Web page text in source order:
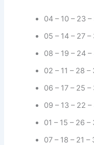
04 – 10 – 23
05 – 14 – 27
08 – 19 – 24
02 – 11 – 28 –
06 – 17 – 25
09 – 13 – 22
01 – 15 – 26
07 – 18 – 21 –